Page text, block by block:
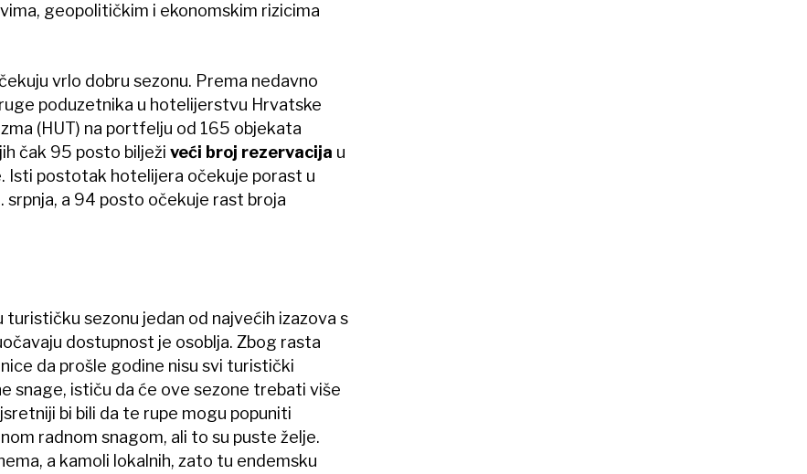
geopolitičkim i ekonomskim rizicima
vrlo dobru sezonu. Prema nedavno
poduzetnika u hotelijerstvu Hrvatske
(HUT) na portfelju od 165 objekata
čak 95 posto bilježi veći broj rezervacija u
Isti postotak hotelijera očekuje porast u
srpnja, a 94 posto očekuje rast broja
sezonu jedan od najvećih izazova s
dostupnost je osoblja. Zbog rasta
da prošle godine nisu svi turistički
snage, ističu da će ove sezone trebati više
bi bili da te rupe mogu popuniti
radnom snagom, ali to su puste želje.
a kamoli lokalnih, zato tu endemsku